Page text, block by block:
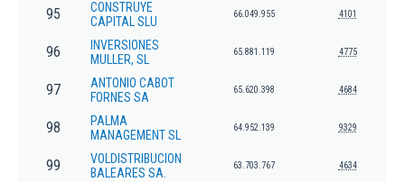
95
CONSTRUYE
CAPITAL SLU
66.049.955 4101
96
INVERSIONES
MULLER, SL
65.881.119 4775
97
ANTONIO CABOT
FORNES SA
65.620.398 4684
98
PALMA
MANAGEMENT SL
64.952.139 9329
99
VOLDISTRIBUCION
BALEARES SA.
63.703.767 4634